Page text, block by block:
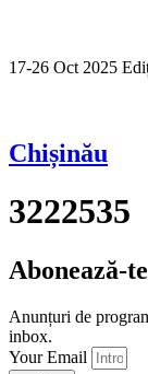
17-26 Oct 2025
Chișinău
3222535
Abonează-
Anunțuri de
inbox.
Your Email